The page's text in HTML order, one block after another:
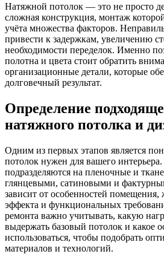
Натяжной потолок — это не просто
сложная конструкция, монтаж
учёта множества факторов.
привести к задержкам, увеличению
необходимости переделок. Именно
полотна и цвета стоит обратить
организационные детали, которые
долговечный результат.
Определение
натяжного потолка и
Одним из первых этапов является
потолок нужен для вашего
подразделяются на пленочные и
глянцевыми, сатиновыми и
зависит от особенностей помещения,
эффекта и функциональных
ремонта важно учитывать, какую
выдержать базовый потолок и какое
использоваться, чтобы подобрать
материалов и технологий.